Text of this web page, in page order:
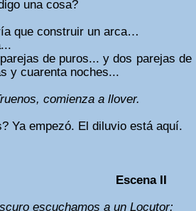
una cosa?
que construir un arca…
de puros... y dos parejas
y cuarenta noches...
comienza a llover.
Ya empezó. El diluvio está aquí.
Escena II
escuchamos a un Locutor: